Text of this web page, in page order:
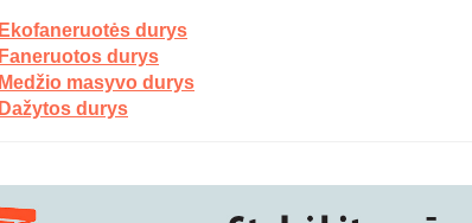
Ekofaneruotės durys
Faneruotos durys
Medžio masyvo durys
Dažytos durys